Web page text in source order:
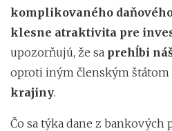
komplikovaného
klesne atraktivita pre
upozorňujú, že sa prehĺbi
oproti iným členským štátom
krajiny.
Čo sa týka dane z bankových